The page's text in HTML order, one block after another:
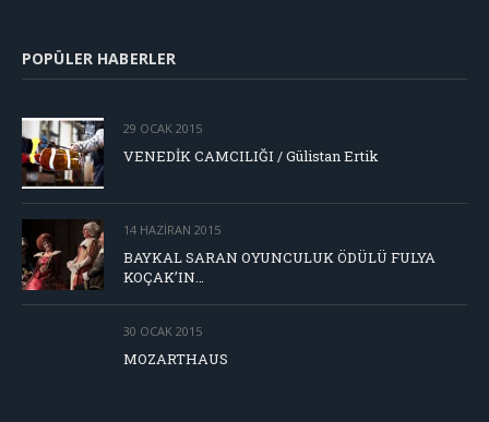
POPÜLER HABERLER
29 OCAK 2015
VENEDİK CAMCILIĞI / Gülistan Ertik
14 HAZIRAN 2015
BAYKAL SARAN OYUNCULUK ÖDÜLÜ FULYA
KOÇAK’IN…
30 OCAK 2015
MOZARTHAUS